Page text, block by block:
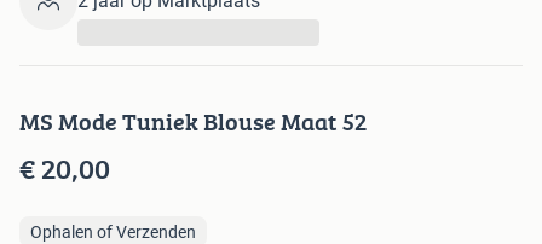
MS Mode Tuniek Blouse Maat 52
€ 20,00
Ophalen of Verzenden